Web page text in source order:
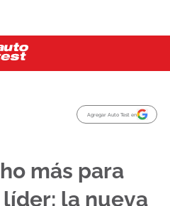
Agregar Auto Test en
más para
la nueva